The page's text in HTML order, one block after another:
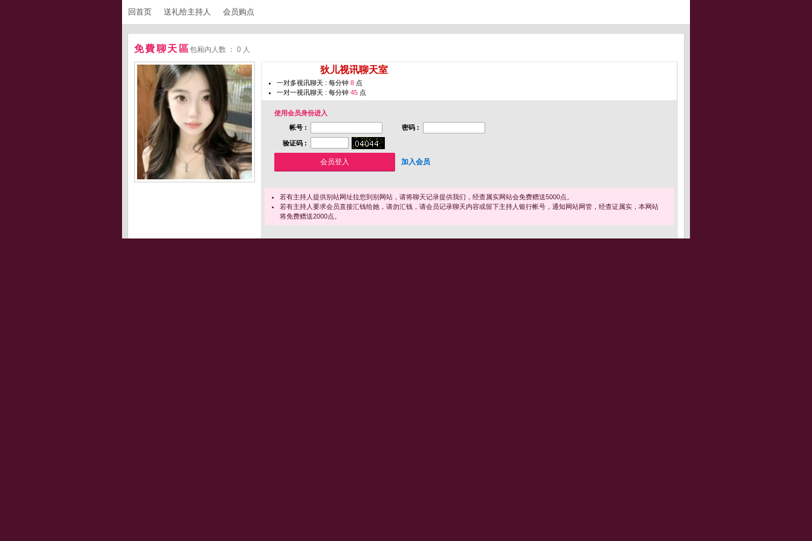
回首页 送礼给主持人 会员购点
免費聊天區包厢内人数 ： 0 人
狄儿视讯聊天室
一对多视讯聊天 : 每分钟 8 点
一对一视讯聊天 : 每分钟 45 点
使用会员身份进入
帐号 :
密码 :
验证码 :
加入会员
若有主持人提供别站网址拉您到别网站，请将聊天记录提供我们，经查属实网站会免费赠送5000点。
若有主持人要求会员直接汇钱给她，请勿汇钱，请会员记录聊天内容或留下主持人银行帐号，通知网站网管，经查证属实，本网站
将免费赠送2000点。